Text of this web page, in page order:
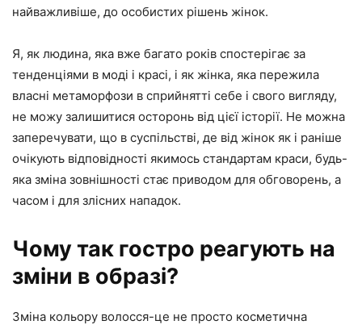
найважливіше, до особистих рішень жінок.
Я, як людина, яка вже багато років спостерігає за
тенденціями в моді і красі, і як жінка, яка пережила
власні метаморфози в сприйнятті себе і свого вигляду,
не можу залишитися осторонь від цієї історії. Не можна
заперечувати, що в суспільстві, де від жінок як і раніше
очікують відповідності якимось стандартам краси, будь-
яка зміна зовнішності стає приводом для обговорень, а
часом і для злісних нападок.
Чому так гостро реагують на
зміни в образі?
Зміна кольору волосся-це не просто косметична